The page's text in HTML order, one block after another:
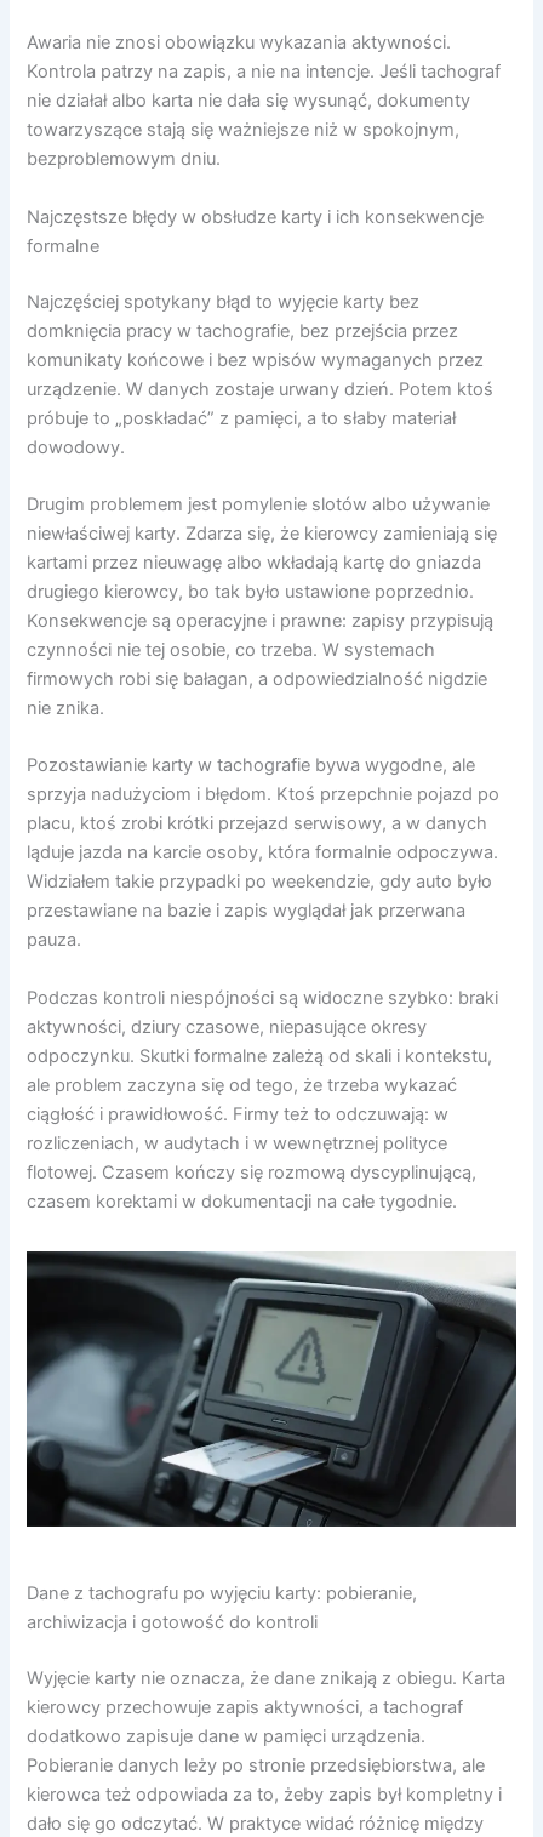
Awaria nie znosi obowiązku wykazania aktywności.
Kontrola patrzy na zapis, a nie na intencje. Jeśli tachograf
nie działał albo karta nie dała się wysunąć, dokumenty
towarzyszące stają się ważniejsze niż w spokojnym,
bezproblemowym dniu.
Najczęstsze błędy w obsłudze karty i ich konsekwencje
formalne
Najczęściej spotykany błąd to wyjęcie karty bez
domknięcia pracy w tachografie, bez przejścia przez
komunikaty końcowe i bez wpisów wymaganych przez
urządzenie. W danych zostaje urwany dzień. Potem ktoś
próbuje to „poskładać” z pamięci, a to słaby materiał
dowodowy.
Drugim problemem jest pomylenie slotów albo używanie
niewłaściwej karty. Zdarza się, że kierowcy zamieniają się
kartami przez nieuwagę albo wkładają kartę do gniazda
drugiego kierowcy, bo tak było ustawione poprzednio.
Konsekwencje są operacyjne i prawne: zapisy przypisują
czynności nie tej osobie, co trzeba. W systemach
firmowych robi się bałagan, a odpowiedzialność nigdzie
nie znika.
Pozostawianie karty w tachografie bywa wygodne, ale
sprzyja nadużyciom i błędom. Ktoś przepchnie pojazd po
placu, ktoś zrobi krótki przejazd serwisowy, a w danych
ląduje jazda na karcie osoby, która formalnie odpoczywa.
Widziałem takie przypadki po weekendzie, gdy auto było
przestawiane na bazie i zapis wyglądał jak przerwana
pauza.
Podczas kontroli niespójności są widoczne szybko: braki
aktywności, dziury czasowe, niepasujące okresy
odpoczynku. Skutki formalne zależą od skali i kontekstu,
ale problem zaczyna się od tego, że trzeba wykazać
ciągłość i prawidłowość. Firmy też to odczuwają: w
rozliczeniach, w audytach i w wewnętrznej polityce
flotowej. Czasem kończy się rozmową dyscyplinującą,
czasem korektami w dokumentacji na całe tygodnie.
Dane z tachografu po wyjęciu karty: pobieranie,
archiwizacja i gotowość do kontroli
Wyjęcie karty nie oznacza, że dane znikają z obiegu. Karta
kierowcy przechowuje zapis aktywności, a tachograf
dodatkowo zapisuje dane w pamięci urządzenia.
Pobieranie danych leży po stronie przedsiębiorstwa, ale
kierowca też odpowiada za to, żeby zapis był kompletny i
dało się go odczytać. W praktyce widać różnicę między